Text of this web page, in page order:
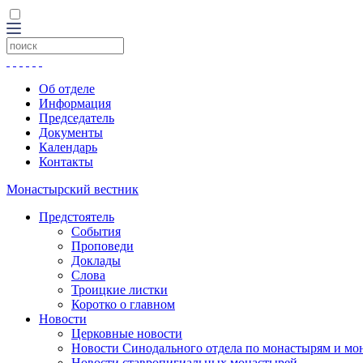
Об отделе
Информация
Председатель
Документы
Календарь
Контакты
Монастырский вестник
Предстоятель
События
Проповеди
Доклады
Слова
Троицкие листки
Коротко о главном
Новости
Церковные новости
Новости Синодального отдела по монастырям и